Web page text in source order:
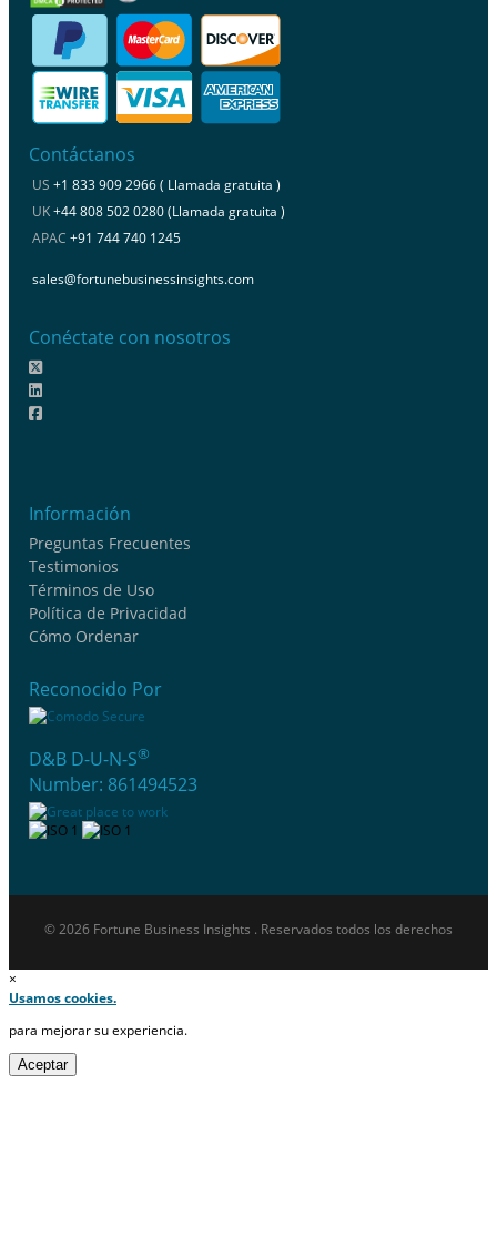
Contáctanos
US +1 833 909 2966 ( Llamada gratuita )
UK+44 808 502 0280 (Llamada gratuita )
APAC +91 744 740 1245
sales@fortunebusinessinsights.com
Conéctate con nosotros
Información
Preguntas Frecuentes
Testimonios
Términos de Uso
Política de Privacidad
Cómo Ordenar
Reconocido Por
D&B D-U-N-S®
Number: 861494523
© 2026 Fortune Business Insights . Reservados todos los derechos
×
Usamos cookies.
para mejorar su experiencia.
Aceptar